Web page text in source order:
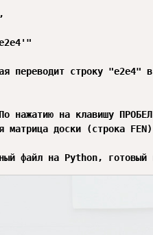
строку "e2e4"
нажатию на клавишу
матрица доски (строка